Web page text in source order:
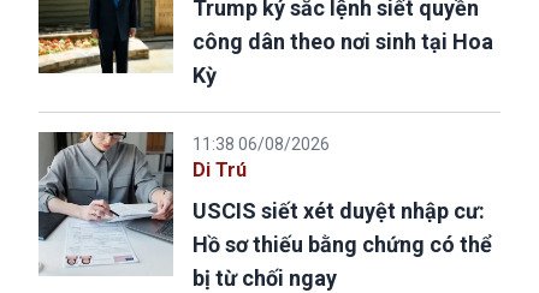
Trump ký sắc lệnh siết quyền
công dân theo nơi sinh tại Hoa
Kỳ
11:38 06/08/2026
Di Trú
USCIS siết xét duyệt nhập cư:
Hồ sơ thiếu bằng chứng có thể
bị từ chối ngay